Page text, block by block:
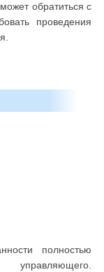
обратиться с
проведения
полностью